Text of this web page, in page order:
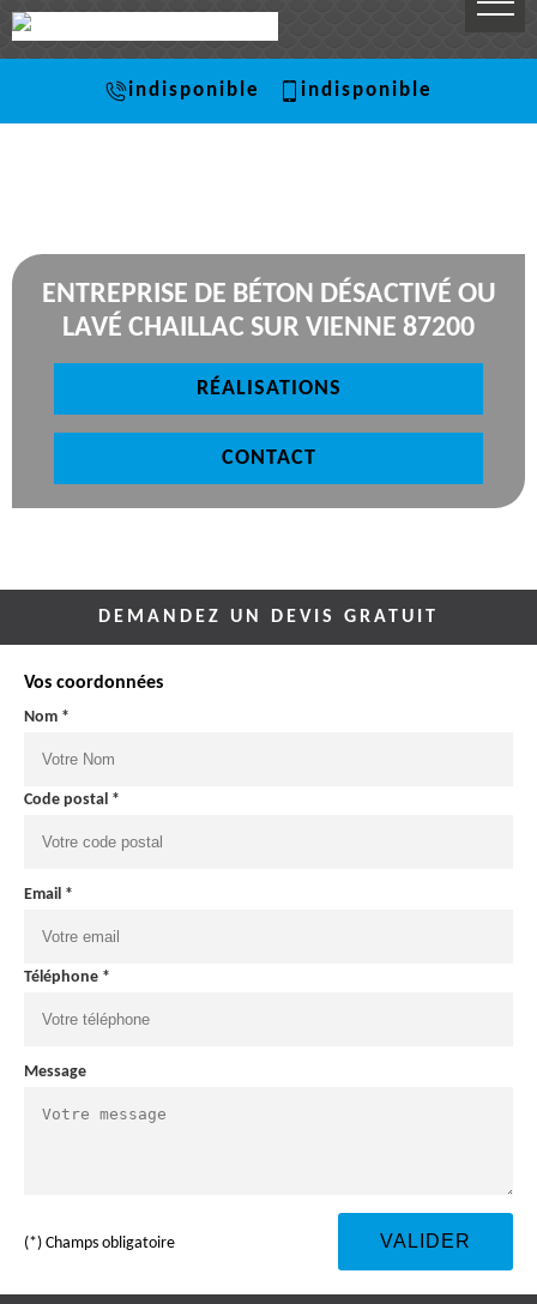
indisponible indisponible
ENTREPRISE DE BÉTON DÉSACTIVÉ OU
LAVÉ CHAILLAC SUR VIENNE 87200
RÉALISATIONS
CONTACT
DEMANDEZ UN DEVIS GRATUIT
Vos coordonnées
Nom *
Code postal *
Email *
Téléphone *
Message
(*) Champs obligatoire